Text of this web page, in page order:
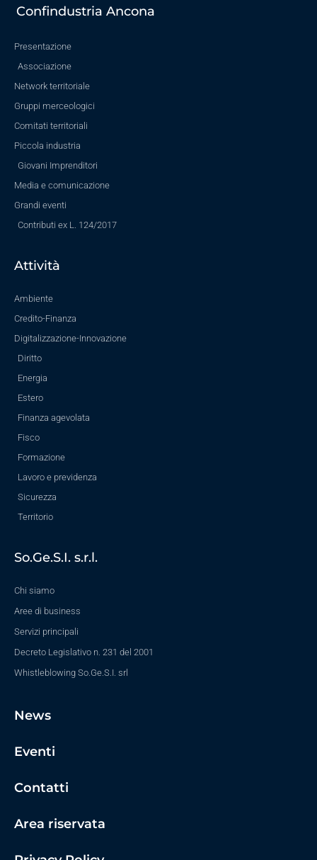
Confindustria Ancona
Presentazione
Associazione
Network territoriale
Gruppi merceologici
Comitati territoriali
Piccola industria
Giovani Imprenditori
Media e comunicazione
Grandi eventi
Contributi ex L. 124/2017
Attività
Ambiente
Credito-Finanza
Digitalizzazione-Innovazione
Diritto
Energia
Estero
Finanza agevolata
Fisco
Formazione
Lavoro e previdenza
Sicurezza
Territorio
So.Ge.S.I. s.r.l.
Chi siamo
Aree di business
Servizi principali
Decreto Legislativo n. 231 del 2001
Whistleblowing So.Ge.S.I. srl
News
Eventi
Contatti
Area riservata